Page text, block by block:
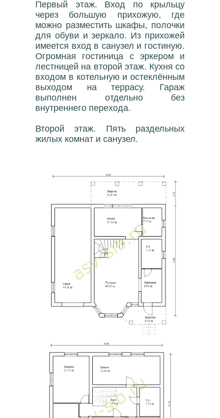
Первый этаж. Вход по крыльцу
через большую прихожую, где
можно разместить шкафы, полочки
для обуви и зеркало. Из прихожей
имеется вход в санузел и гостиную.
Огромная гостиница с эркером и
лестницей на второй этаж. Кухня со
входом в котельную и остеклённым
выходом на террасу. Гараж
выполнен отдельно без
внутреннего перехода.
Второй этаж. Пять раздельных
жилых комнат и санузел.